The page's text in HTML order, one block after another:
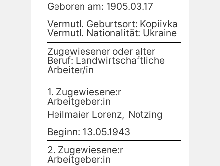
Geboren am: 1905.03.17
Vermutl. Geburtsort: Kopiivka
Vermutl. Nationalität: Ukraine
Zugewiesener oder alter
Beruf: Landwirtschaftliche
Arbeiter/in
1. Zugewiesene:r
Arbeitgeber:in
Heilmaier Lorenz, Notzing
Beginn: 13.05.1943
2. Zugewiesene:r
Arbeitgeber:in